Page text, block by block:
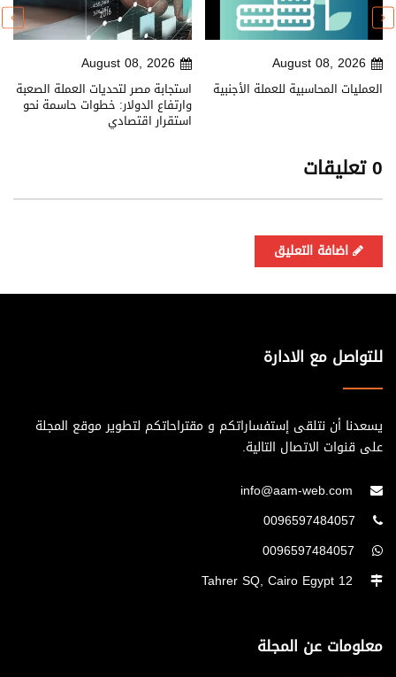
August 08, 2026
استجابة مصر لتحديات العملة الصعبة
وارتفاع الدولار: خطوات حاسمة نحو
استقرار اقتصادي
August 08, 2026
العمليات المحاسبية للعملة الأجنبية
0 تعليقات
للتواصل مع الادارة
يسعدنا أن نتلقى إستفساراتكم و مقتراحاتكم لتطوير موقع المجلة
على قنوات الاتصال التالية.
معلومات عن المجلة